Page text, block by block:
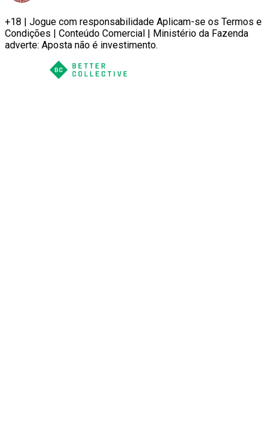
+18 | Jogue com responsabilidade Aplicam-se os Termos e
Condições | Conteúdo Comercial | Ministério da Fazenda
adverte: Aposta não é investimento.